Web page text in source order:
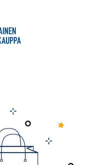
query-vars="[]"